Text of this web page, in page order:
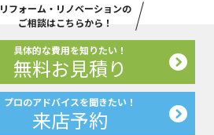
リフォーム・リノベーションの
ご相談はこちらから！
具体的な費用を知りたい！
無料お見積り
プロのアドバイスを聞きたい！
来店予約